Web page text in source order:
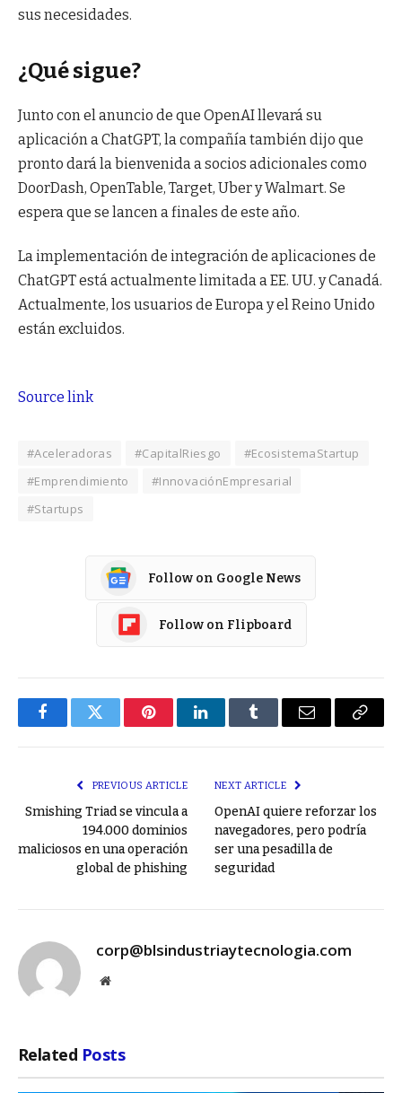
sus necesidades.
¿Qué sigue?
Junto con el anuncio de que OpenAI llevará su
aplicación a ChatGPT, la compañía también dijo que
pronto dará la bienvenida a socios adicionales como
DoorDash, OpenTable, Target, Uber y Walmart. Se
espera que se lancen a finales de este año.
La implementación de integración de aplicaciones de
ChatGPT está actualmente limitada a EE. UU. y Canadá.
Actualmente, los usuarios de Europa y el Reino Unido
están excluidos.
Source link
#Aceleradoras #CapitalRiesgo
#EcosistemaStartup
#Emprendimiento
#InnovaciónEmpresarial
#Startups
Follow on Google News
Follow on Flipboard
FacebookTwitter PinterestLinkedInTumblr Email
Copy
PREVIOUS ARTICLE
Smishing Triad se vincula a
194.000 dominios
maliciosos en una operación
global de phishing
NEXT ARTICLE
OpenAI quiere reforzar los
navegadores, pero podría
ser una pesadilla de
seguridad
corp@blsindustriaytecnologia.com
Website
Related Posts